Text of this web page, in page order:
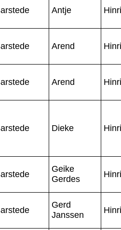
Antje
Arend
Arend
Dieke
Geike
Gerdes
Gerd
Janssen